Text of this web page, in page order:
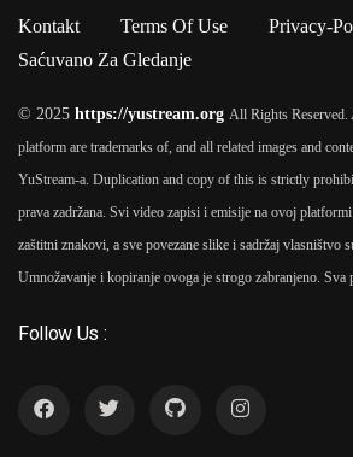
Kontakt Terms Of Use
Privacy-
Saćuvano Za Gledanje
© 2025 https://yustream.org All Rights
platform are trademarks of, and all related images and
YuStream-a. Duplication and copy of this is strictly
prava zadržana. Svi video zapisi i emisije na ovoj platformi
zaštitni znakovi, a sve povezane slike i sadržaj vlasništvo
Umnožavanje i kopiranje ovoga je strogo zabranjeno. Sva
Follow Us :